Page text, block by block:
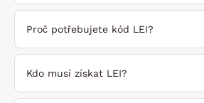
Proč potřebujete kód LEI?
Kdo musí získat LEI?